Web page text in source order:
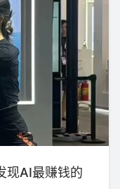
现AI最赚钱的